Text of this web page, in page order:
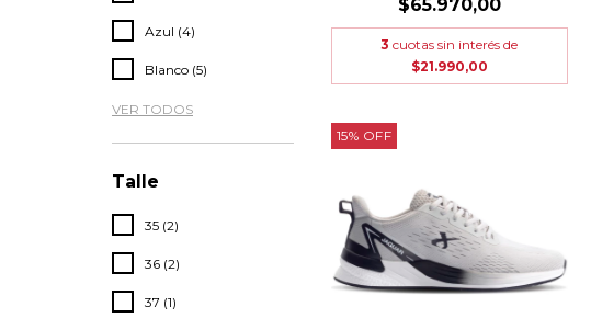
Azul (4)
Blanco (5)
VER TODOS
Talle
35 (2)
36 (2)
37 (1)
$65.970,00
3 cuotas sin interés de
$21.990,00
15% OFF